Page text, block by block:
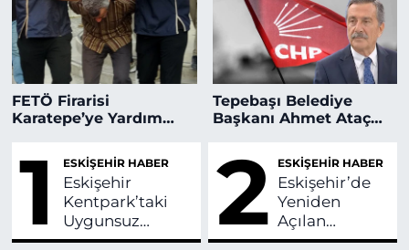
FETÖ Firarisi
Karatepe’ye Yardım
Eskişehir’deki Evine
Baskın!
Tepebaşı Belediye
Başkanı Ahmet Ataç
1 ESKİŞEHİR HABER
Eskişehir
Kentpark’taki
Uygunsuz
Görüntülere
2 ESKİŞEHİR HABER
Eskişehir’de
Yeniden
Açılan
Aquapark Yaz